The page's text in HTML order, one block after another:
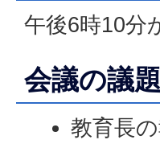
午後6時10分
会議の議
教育長